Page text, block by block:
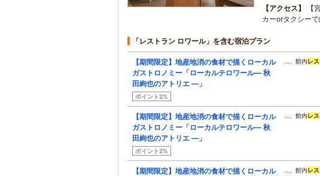
アクセス
【
カーorタクシー
「レストラン ロワール」を含む宿泊プラン
【期間限定】地産地消の食材で描くローカル
ガストロノミー「ローカルテロワール― 秋
田絢也のアトリエ ―」
ポイント2%
…、館内レ
【期間限定】地産地消の食材で描くローカル
ガストロノミー「ローカルテロワール― 秋
田絢也のアトリエ ―」
ポイント2%
…、館内レ
【期間限定】地産地消の食材で描くローカル
…、館内レ